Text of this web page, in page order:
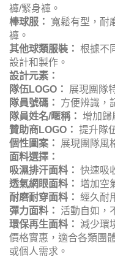
褲/緊身褲。
棒球服：
寬鬆有型，耐
褲。
其他球類服裝： 根據不
設計和製作。
設計元素：
隊伍LOGO：
展現團隊
隊員號碼：
方便辨識，
隊員姓名/暱稱： 增加歸
贊助商LOGO： 提升隊
個性圖案：
展現團隊風
面料選擇：
吸濕排汗面料： 快速吸
透氣網眼面料： 增加空
耐磨耐穿面料： 經久耐
彈力面料：
活動自如，
環保再生面料：
減少環
價格實惠，適合各類團
或個人需求。